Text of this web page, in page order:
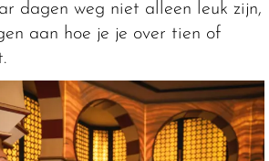
dagen weg niet alleen leuk zijn,
aan hoe je je over tien of